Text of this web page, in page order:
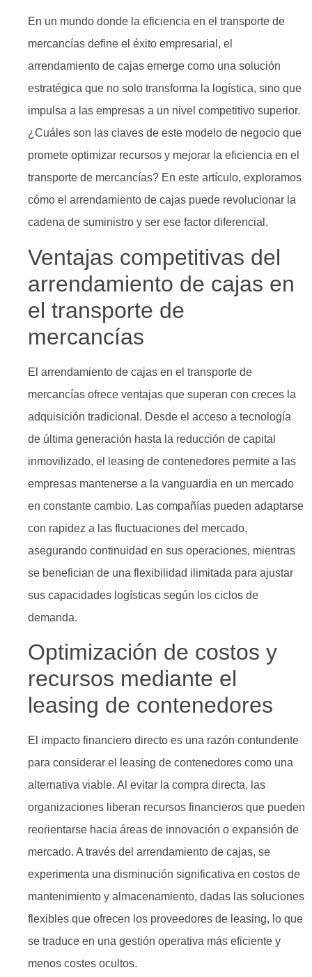
En un mundo donde la eficiencia en el transporte de
mercancías define el éxito empresarial, el
arrendamiento de cajas emerge como una solución
estratégica que no solo transforma la logística, sino que
impulsa a las empresas a un nivel competitivo superior.
¿Cuáles son las claves de este modelo de negocio que
promete optimizar recursos y mejorar la eficiencia en el
transporte de mercancías? En este artículo, exploramos
cómo el arrendamiento de cajas puede revolucionar la
cadena de suministro y ser ese factor diferencial.
Ventajas competitivas del
arrendamiento de cajas en
el transporte de
mercancías
El arrendamiento de cajas en el transporte de
mercancías ofrece ventajas que superan con creces la
adquisición tradicional. Desde el acceso a tecnología
de última generación hasta la reducción de capital
inmovilizado, el leasing de contenedores permite a las
empresas mantenerse a la vanguardia en un mercado
en constante cambio. Las compañías pueden adaptarse
con rapidez a las fluctuaciones del mercado,
asegurando continuidad en sus operaciones, mientras
se benefician de una flexibilidad ilimitada para ajustar
sus capacidades logísticas según los ciclos de
demanda.
Optimización de costos y
recursos mediante el
leasing de contenedores
El impacto financiero directo es una razón contundente
para considerar el leasing de contenedores como una
alternativa viable. Al evitar la compra directa, las
organizaciones liberan recursos financieros que pueden
reorientarse hacia áreas de innovación o expansión de
mercado. A través del arrendamiento de cajas, se
experimenta una disminución significativa en costos de
mantenimiento y almacenamiento, dadas las soluciones
flexibles que ofrecen los proveedores de leasing, lo que
se traduce en una gestión operativa más eficiente y
menos costes ocultos.